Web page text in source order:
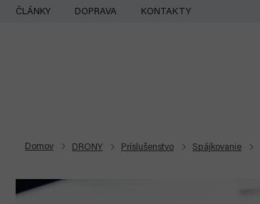
Prejsť
ČLÁNKY DOPRAVA KONTAKTY
Domov DRONY Príslušenstvo Spájkovanie